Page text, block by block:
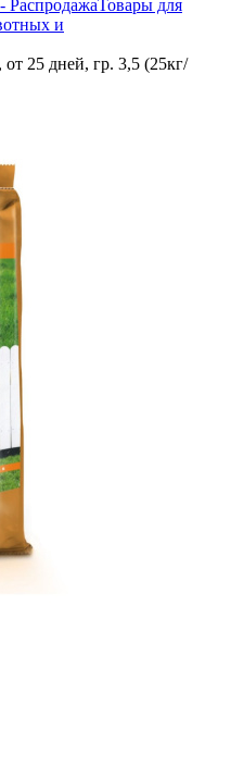
РаспродажаТовары для
и
25 дней, гр. 3,5 (25кг/